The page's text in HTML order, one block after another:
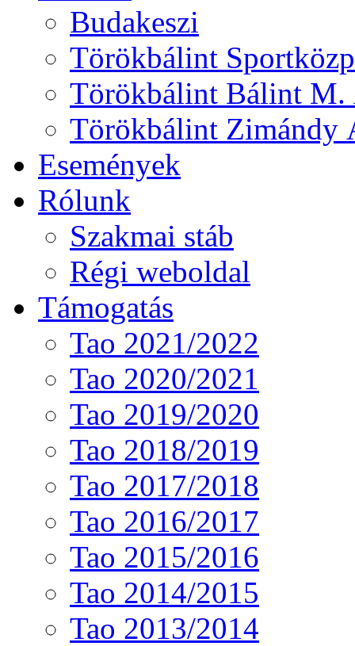
Budakeszi
Törökbálint
Törökbálint Bálint
Törökbálint Zimándy
Események
Rólunk
Szakmai stáb
Régi weboldal
Támogatás
Tao 2021/2022
Tao 2020/2021
Tao 2019/2020
Tao 2018/2019
Tao 2017/2018
Tao 2016/2017
Tao 2015/2016
Tao 2014/2015
Tao 2013/2014